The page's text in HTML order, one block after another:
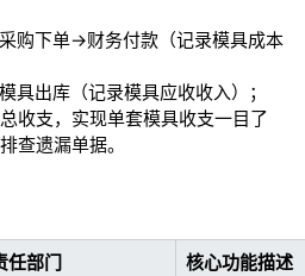
购下单→财务付款（记录模具成本
具出库（记录模具应收收入）；
收支，实现单套模具收支一目了
查遗漏单据。
任部门 核心功能描述